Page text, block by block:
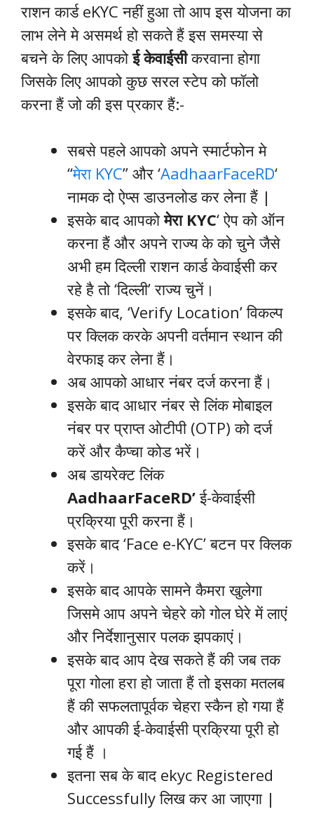
राशन कार्ड eKYC नहीं हुआ तो आप इस योजना का
लाभ लेने मे असमर्थ हो सकते हैं इस समस्या से
बचने के लिए आपकोई केवाईसीकरवाना होगा
जिसके लिए आपको कुछ सरल स्टेप को फॉलो
करना हैं जो की इस प्रकार हैं:-
​सबसे पहले आपको अपने स्मार्टफोन मे
“मेरा KYC” और ‘AadhaarFaceRD‘
नामक दो ऐप्स डाउनलोड कर लेना हैं |
इसके बाद आपकोमेरा KYC‘ ऐप को ऑन
करना हैं और अपने राज्य के को चुने जैसे
अभी हम दिल्ली राशन कार्ड केवाईसी कर
रहे है तो ‘दिल्ली’ राज्य चुनें।​
इसके बाद, ‘Verify Location’ विकल्प
पर क्लिक करके अपनी वर्तमान स्थान की
वेरफाइ कर लेना हैं। ​
अब आपको आधार नंबर दर्ज करना हैं।
​इसके बाद आधार नंबर से लिंक मोबाइल
नंबर पर प्राप्त ओटीपी (OTP) को दर्ज
करें और कैप्चा कोड भरें। ​
अब डायरेक्ट लिंक
AadhaarFaceRD’ई-केवाईसी
प्रक्रिया पूरी करना हैं।
इसके बाद ‘Face e-KYC’ बटन पर क्लिक
करें।
​इसके बाद आपके सामने कैमरा खुलेगा
जिसमे आप अपने चेहरे को गोल घेरे में लाएं
और निर्देशानुसार पलक झपकाएं।​
इसके बाद आप देख सकते हैं की जब तक
पूरा गोला हरा हो जाता हैं तो इसका मतलब
हैं की सफलतापूर्वक चेहरा स्कैन हो गया हैं
और आपकी ई-केवाईसी प्रक्रिया पूरी हो
गई हैं । ​
इतना सब के बाद ekyc Registered
Successfully लिख कर आ जाएगा |